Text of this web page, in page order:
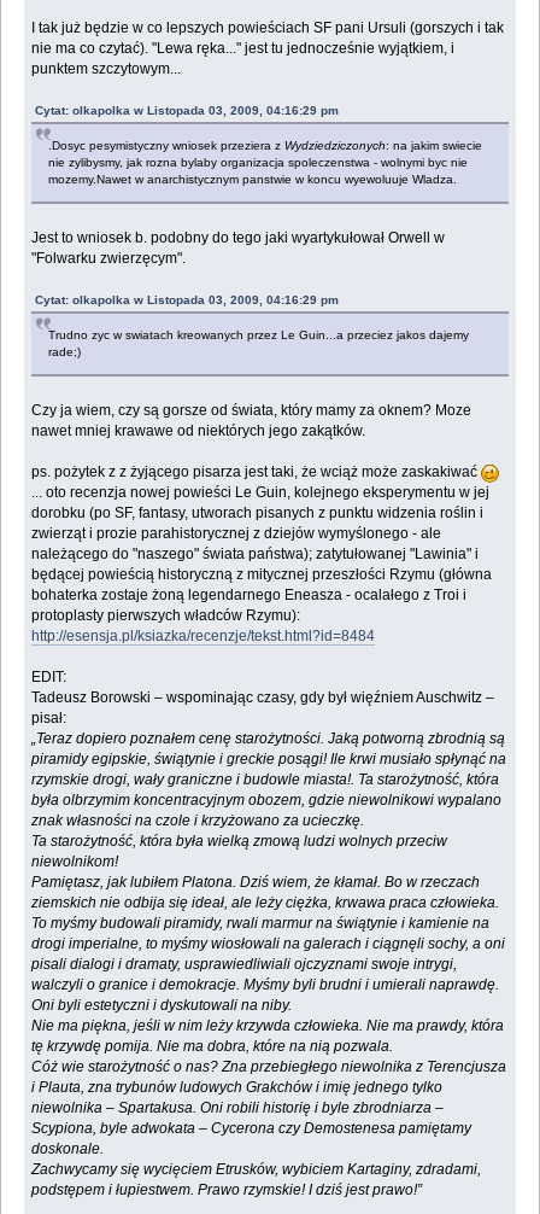
I tak już będzie w co lepszych powieściach SF pani Ursuli (gorszych i tak
nie ma co czytać). "Lewa ręka..." jest tu jednocześnie wyjątkiem, i
punktem szczytowym...
Cytat: olkapolka w Listopada 03, 2009, 04:16:29 pm
.Dosyc pesymistyczny wniosek przeziera z Wydziedziczonych: na jakim swiecie
nie zylibysmy, jak rozna bylaby organizacja spoleczenstwa - wolnymi byc nie
mozemy.Nawet w anarchistycznym panstwie w koncu wyewoluuje Wladza.
Jest to wniosek b. podobny do tego jaki wyartykułował Orwell w
"Folwarku zwierzęcym".
Cytat: olkapolka w Listopada 03, 2009, 04:16:29 pm
Trudno zyc w swiatach kreowanych przez Le Guin...a przeciez jakos dajemy
rade;)
Czy ja wiem, czy są gorsze od świata, który mamy za oknem? Moze
nawet mniej krawawe od niektórych jego zakątków.
ps. pożytek z z żyjącego pisarza jest taki, że wciąż może zaskakiwać
... oto recenzja nowej powieści Le Guin, kolejnego eksperymentu w jej
dorobku (po SF, fantasy, utworach pisanych z punktu widzenia roślin i
zwierząt i prozie parahistorycznej z dziejów wymyślonego - ale
należącego do "naszego" świata państwa); zatytułowanej "Lawinia" i
będącej powieścią historyczną z mitycznej przeszłości Rzymu (główna
bohaterka zostaje żoną legendarnego Eneasza - ocalałego z Troi i
protoplasty pierwszych władców Rzymu):
http://esensja.pl/ksiazka/recenzje/tekst.html?id=8484
EDIT:
Tadeusz Borowski – wspominając czasy, gdy był więźniem Auschwitz –
pisał:
„Teraz dopiero poznałem cenę starożytności. Jaką potworną zbrodnią są
piramidy egipskie, świątynie i greckie posągi! Ile krwi musiało spłynąć na
rzymskie drogi, wały graniczne i budowle miasta!. Ta starożytność, która
była olbrzymim koncentracyjnym obozem, gdzie niewolnikowi wypalano
znak własności na czole i krzyżowano za ucieczkę.
Ta starożytność, która była wielką zmową ludzi wolnych przeciw
niewolnikom!
Pamiętasz, jak lubiłem Platona. Dziś wiem, że kłamał. Bo w rzeczach
ziemskich nie odbija się ideał, ale leży ciężka, krwawa praca człowieka.
To myśmy budowali piramidy, rwali marmur na świątynie i kamienie na
drogi imperialne, to myśmy wiosłowali na galerach i ciągnęli sochy, a oni
pisali dialogi i dramaty, usprawiedliwiali ojczyznami swoje intrygi,
walczyli o granice i demokracje. Myśmy byli brudni i umierali naprawdę.
Oni byli estetyczni i dyskutowali na niby.
Nie ma piękna, jeśli w nim leży krzywda człowieka. Nie ma prawdy, która
tę krzywdę pomija. Nie ma dobra, które na nią pozwala.
Cóż wie starożytność o nas? Zna przebiegłego niewolnika z Terencjusza
i Plauta, zna trybunów ludowych Grakchów i imię jednego tylko
niewolnika – Spartakusa. Oni robili historię i byle zbrodniarza –
Scypiona, byle adwokata – Cycerona czy Demostenesa pamiętamy
doskonale.
Zachwycamy się wycięciem Etrusków, wybiciem Kartaginy, zdradami,
podstępem i łupiestwem. Prawo rzymskie! I dziś jest prawo!”